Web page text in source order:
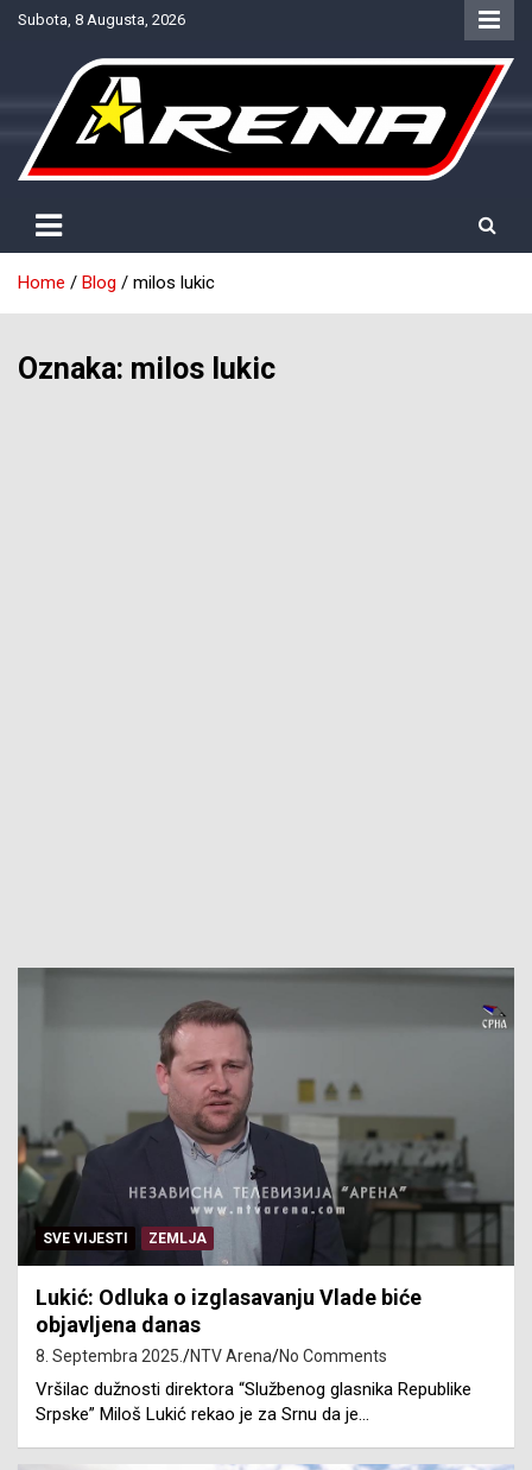
SkipSubota, 8 Augusta, 2026
NTV Arena
Home Blog milos lukic
Oznaka: milos lukic
SVE VIJESTI ZEMLJA
Lukić: Odluka o izglasavanju Vlade biće
objavljena danas
8. Septembra 2025. NTV Arena No Comments
Vršilac dužnosti direktora “Službenog glasnika Republike
Srpske” Miloš Lukić rekao je za Srnu da je…